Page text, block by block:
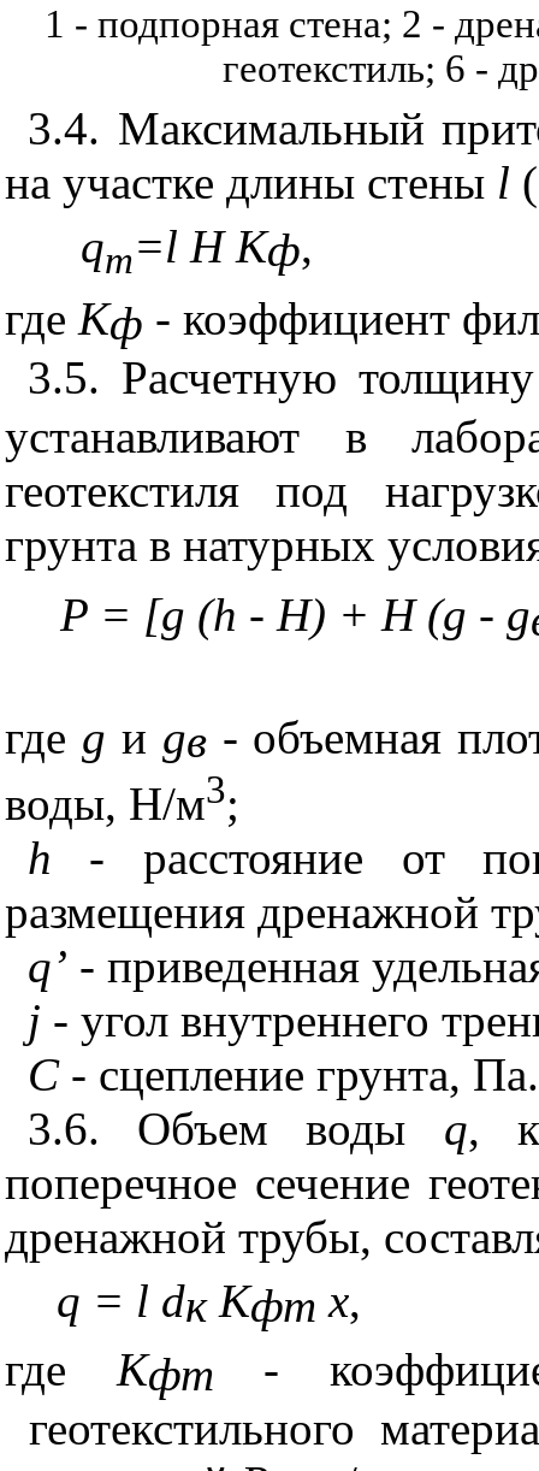
1 - подпорная стена; 2 -
геотекстиль; 6 -
3.4. Максимальный
на участке длины стены l
qm=l H Kф,
где Kф - коэффициент
3.5. Расчетную
устанавливают в
геотекстиля под
грунта в натурных
P = [g (h - H) + H(g - g
где g и gв- объемная
воды, Н/м3;
h - расстояние от
размещения дренажной
q’ - приведенная
j - угол внутреннего
С- сцепление грунта, Па.
3.6. Объем воды q,
поперечное сечение
дренажной трубы,
q = l dк Kфт x,
где Kфт -
геотекстильного